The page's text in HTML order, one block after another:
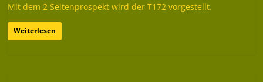
Mit dem 2 Seitenprospekt wird der T172 vorgestellt.
Weiterlesen